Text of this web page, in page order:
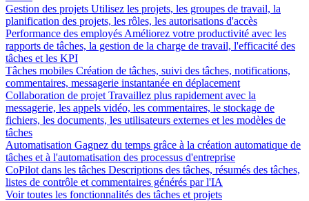
Gestion des projets Utilisez les projets, les groupes de travail, la
planification des projets, les rôles, les autorisations d'accès
Performance des employés Améliorez votre productivité avec les
rapports de tâches, la gestion de la charge de travail, l'efficacité des
tâches et les KPI
Tâches mobiles Création de tâches, suivi des tâches, notifications,
commentaires, messagerie instantanée en déplacement
Collaboration de projet Travaillez plus rapidement avec la
messagerie, les appels vidéo, les commentaires, le stockage de
fichiers, les documents, les utilisateurs externes et les modèles de
tâches
Automatisation Gagnez du temps grâce à la création automatique de
tâches et à l'automatisation des processus d'entreprise
CoPilot dans les tâches Descriptions des tâches, résumés des tâches,
listes de contrôle et commentaires générés par l'IA
Voir toutes les fonctionnalités des tâches et projets